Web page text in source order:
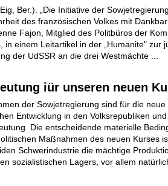
Ber.). „Die Initiative der
des französischen Volkes mit
Fajon, Mitglied des Politbüros der
in einem Leitartikel in der „Humanite" zur
der UdSSR an die drei Westmächte ...
iür unseren neuen
der Sowjetregierung sind für die neue
Entwicklung in den Volksrepubliken
Die entscheidende materielle
Maßnahmen des neuen Kurses
Schwerindustrie die mächtige
sozialistischen Lagers, vor allem